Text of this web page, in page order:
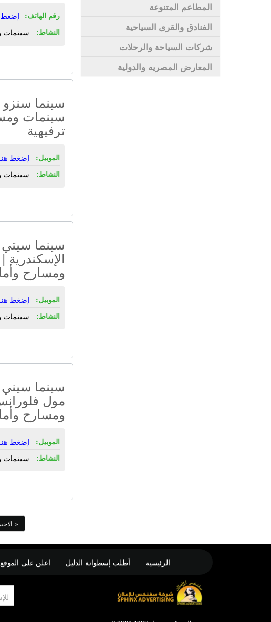
المطاعم المتنوعة
الفنادق والقرى السياحية
شركات السياحة والرحلات
المعارض المصريه والدولية
رقم الهاتف: إضغط
النشاط: سينمات
سينما
سينمات
ترفيهية
الموبيل: إضغط
النشاط: سينمات
سينما سيتي
ومسارح
الموبيل: إضغط
النشاط: سينمات
سينما
مول
ومسارح
الموبيل: إضغط
النشاط: سينمات
الاخيرة »
الرئيسية أطلب إسطوانة الدليل اعلن على الموقع